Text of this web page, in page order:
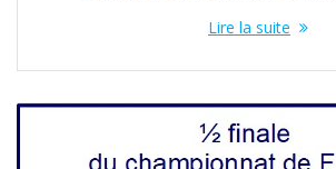
Lire la suite